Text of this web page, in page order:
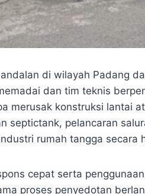
di wilayah Padang
dan tim teknis
merusak konstruksi lantai
septictank, pelancaran
rumah tangga secara
cepat serta
proses penyedotan